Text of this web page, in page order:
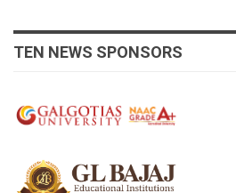
TEN NEWS SPONSORS